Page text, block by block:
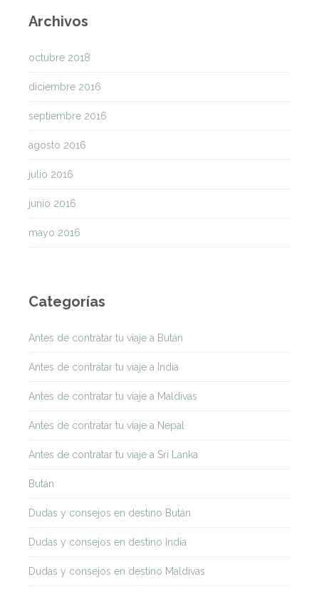
Archivos
octubre 2018
diciembre 2016
septiembre 2016
agosto 2016
julio 2016
junio 2016
mayo 2016
Categorías
Antes de contratar tu viaje a Bután
Antes de contratar tu viaje a India
Antes de contratar tu viaje a Maldivas
Antes de contratar tu viaje a Nepal
Antes de contratar tu viaje a Sri Lanka
Bután
Dudas y consejos en destino Bután
Dudas y consejos en destino India
Dudas y consejos en destino Maldivas